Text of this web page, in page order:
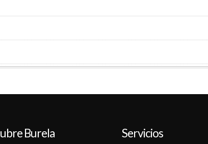
Burela Servicios